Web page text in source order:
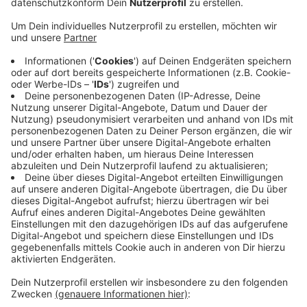
ab August wird. Mitte Februar werden die
Aufnahmebescheide von den Schulen verschickt.
An der Dorf-, Brenschen- und Pferdebachschule
wurden mehr Kinder angemeldet als aufgenommen
werden konnten. Einige Kinder wurden - nach
Beratungen - an anderen Schulen angemeldet. Ziel
sei es immer, jedes Kind wohnortnah und
wunschgerecht unterzubringen, so die Stadt.
Beispielsweise die Hellwegschule nimmt auf
eigenen Wunsch drei Kinder mehr auf. Zu den
knapp 800 Anmeldungen an den Wittener
Grundschulen sind die Zahlen der Privatschulen
nicht mit eingerechnet, heißt es von der Stadt.
Veröffentlicht:Donnerstag, 06.02.2025 16:09